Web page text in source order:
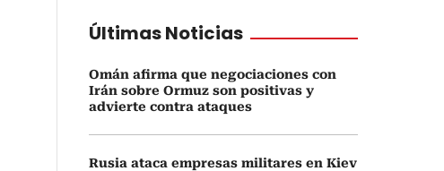
Últimas Noticias
Omán afirma que negociaciones con
Irán sobre Ormuz son positivas y
advierte contra ataques
Rusia ataca empresas militares en Kiev